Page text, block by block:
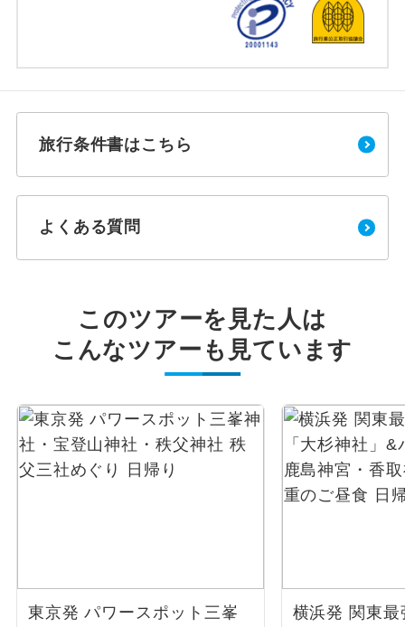
旅行条件書はこちら
よくある質問
このツアーを見た人は
こんなツアーも見ています
東京発 パワースポット三峯
横浜発 関東